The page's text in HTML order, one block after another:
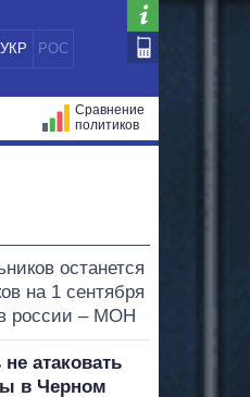
УКР РОС
Сравнение
политиков
останется
на 1 сентября
россии – МОН
атаковать
в Черном